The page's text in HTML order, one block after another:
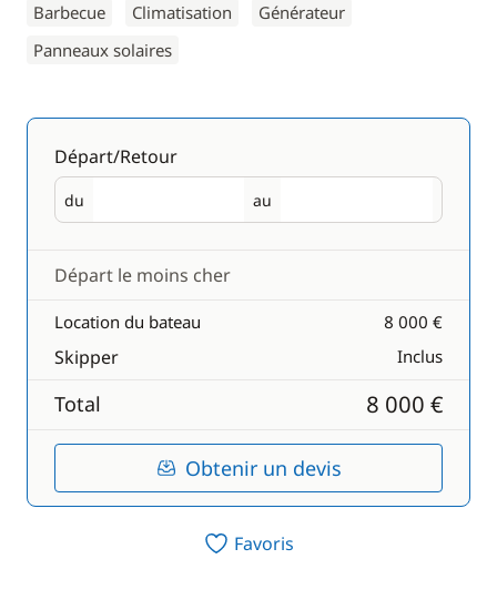
Barbecue Climatisation
Générateur
Panneaux solaires
Départ/Retour
du
Départ au
Retour
Départ le moins cher
Location du bateau 8 000 €
Skipper Inclus
Total 8 000 €
Obtenir un devis
Favoris